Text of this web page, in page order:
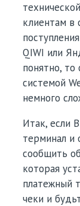
клиентам в
QIWI или
понятно,
системой
немного
Итак, если
терминал и
сообщить
которая
платежный
чеки и